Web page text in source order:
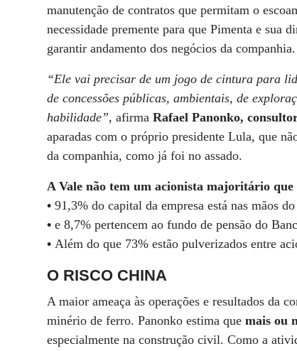
manutenção de contratos que permitam o
necessidade premente para que Pimenta e sua
garantir andamento dos negócios da companhia.
“Ele vai precisar de um jogo de cintura para
de concessões públicas, ambientais, de
habilidade”, afirmaRafael Panonko,
aparadas com o próprio presidente Lula, que
da companhia, como já foi no assado.
A Vale não tem um acionista majoritário
• 91,3% do capital da empresa está nas mãos
• e 8,7% pertencem ao fundo de pensão do
•Além do que 73% estão pulverizados entre
O RISCO CHINA
A maior ameaça às operações e resultados da
minério de ferro. Panonko estima quemais ou
especialmente na construção civil. Como a